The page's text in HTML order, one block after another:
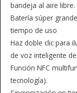
bandeja al aire libre.
Batería súper
tiempo de uso
Haz doble clic para
de voz inteligente de
Función NFC
tecnología).